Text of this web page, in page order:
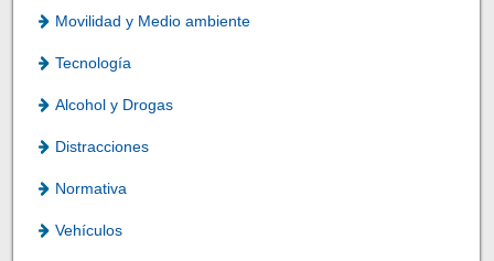
Movilidad y Medio ambiente
Tecnología
Alcohol y Drogas
Distracciones
Normativa
Vehículos